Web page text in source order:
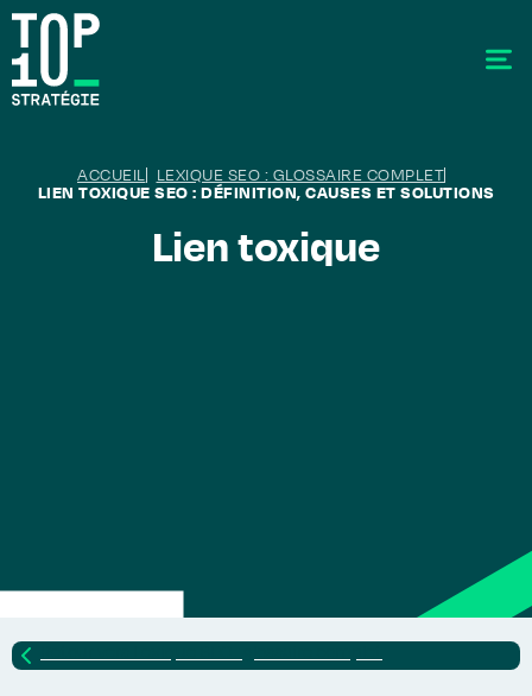
ACCUEIL
LEXIQUE SEO : GLOSSAIRE COMPLET
LIEN TOXIQUE SEO : DÉFINITION, CAUSES ET SOLUTIONS
Lien toxique